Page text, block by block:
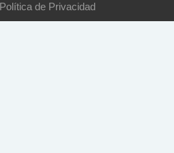
Política de Privacidad